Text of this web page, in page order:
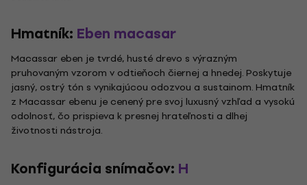
Hmatník: Eben macasar
Macassar eben je tvrdé, husté drevo s výrazným
pruhovaným vzorom v odtieňoch čiernej a hnedej. Poskytuje
jasný, ostrý tón s vynikajúcou odozvou a sustainom. Hmatník
z Macassar ebenu je cenený pre svoj luxusný vzhľad a vysokú
odolnosť, čo prispieva k presnej hrateľnosti a dlhej
životnosti nástroja.
Konfigurácia snímačov: H